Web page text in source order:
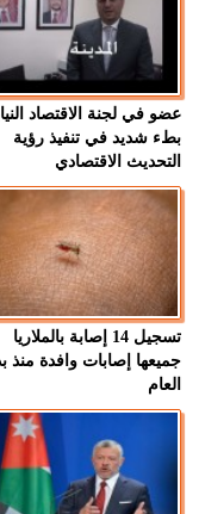
عضو في لجنة الاقتصاد
بطء شديد في تنفيذ رؤية
التحديث الاقتصادي
تسجيل 14 إصابة بالملاريا
جميعها إصابات وافدة منذ
العام